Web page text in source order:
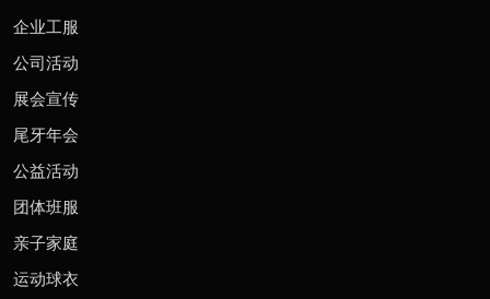
企业工服
公司活动
展会宣传
尾牙年会
公益活动
团体班服
亲子家庭
运动球衣